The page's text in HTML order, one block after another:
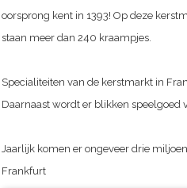
oorsprong kent in 1393! Op deze
staan meer dan 240 kraampjes.
Specialiteiten van de kerstmarkt in
Daarnaast wordt er blikken speelgoed
Jaarlijk komen er ongeveer drie
Frankfurt